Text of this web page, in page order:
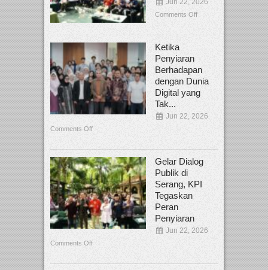
Jun 22, 2026
Comments Off
Ketika
Penyiaran
Berhadapan
dengan Dunia
Digital yang
Tak...
Jun 22, 2026
Comments Off
Gelar Dialog
Publik di
Serang, KPI
Tegaskan
Peran
Penyiaran
Jun 22, 2026
Comments Off